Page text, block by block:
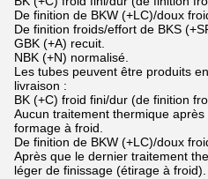
De finition de BKW (+LC)/doux
De finition froids/effort de BKS
GBK (+A) recuit.
NBK (+N) normalisé.
Les tubes peuvent être produits
livraison :
BK (+C) froid fini/dur (de finition
Aucun traitement thermique
formage à froid.
De finition de BKW (+LC)/doux
Après que le dernier traitement
léger de finissage (étirage à froid).